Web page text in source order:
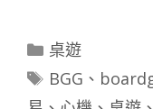
分
類
桌遊
標
BGG 、